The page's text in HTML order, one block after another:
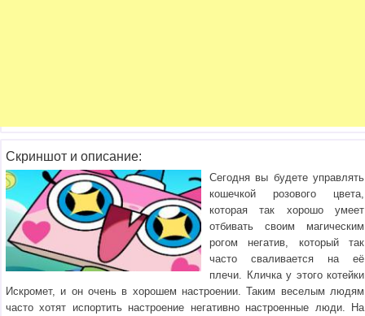
Скриншот и описание:
Сегодня вы будете управлять
кошечкой розового цвета,
которая так хорошо умеет
отбивать своим магическим
рогом негатив, который так
часто сваливается на её
плечи. Кличка у этого котейки
Искромет, и он очень в хорошем настроении. Таким веселым людям
часто хотят испортить настроение негативно настроенные люди. На